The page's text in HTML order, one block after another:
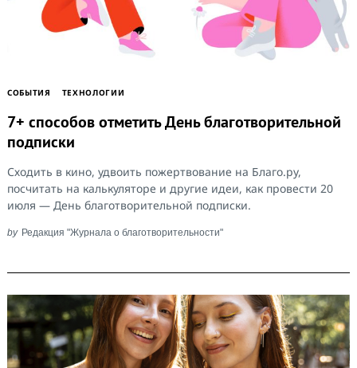
СОБЫТИЯ ТЕХНОЛОГИИ
7+ способов отметить День благотворительной
подписки
Сходить в кино, удвоить пожертвование на Благо.ру,
посчитать на калькуляторе и другие идеи, как провести 20
июля — День благотворительной подписки.
by Редакция "Журнала о благотворительности"